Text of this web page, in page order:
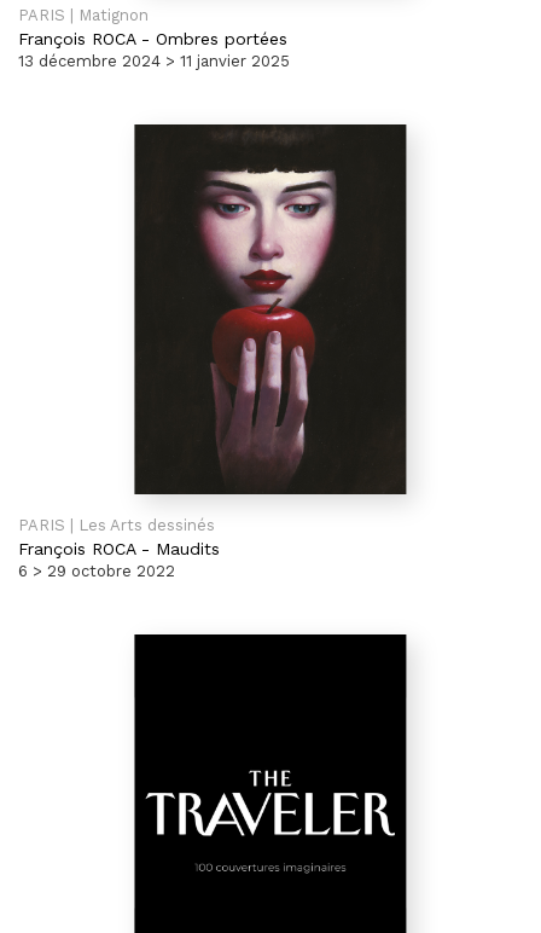
PARIS | Matignon
François ROCA - Ombres portées
13 décembre 2024 > 11 janvier 2025
PARIS | Les Arts dessinés
François ROCA - Maudits
6 > 29 octobre 2022